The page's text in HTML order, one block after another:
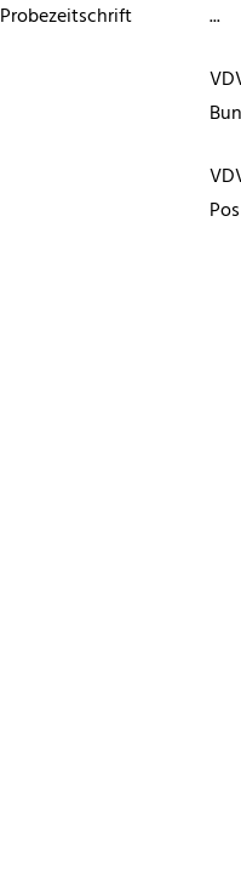
Probezeitschrift
...